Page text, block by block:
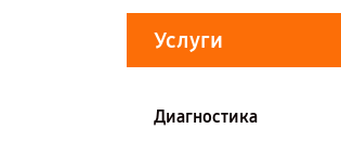
Услуги
Диагностика